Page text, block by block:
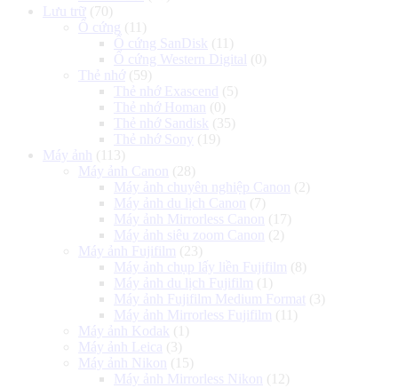
Lưu trữ (70)
Ổ cứng (11)
Ổ cứng SanDisk (11)
Ổ cứng Western Digital (0)
Thẻ nhớ (59)
Thẻ nhớ Exascend
(5)
Thẻ nhớ Homan
(0)
Thẻ nhớ Sandisk (35)
Thẻ nhớ Sony (19)
Máy ảnh
(113)
Máy ảnh Canon
(28)
Máy ảnh chuyên nghiệp Canon
(2)
Máy ảnh du lịch Canon
(7)
Máy ảnh Mirrorless Canon
(17)
Máy ảnh siêu zoom Canon
(2)
Máy ảnh Fujifilm (23)
Máy ảnh chụp lấy liền Fujifilm (8)
Máy ảnh du lịch Fujifilm (1)
Máy ảnh Fujifilm Medium Format (3)
Máy ảnh Mirrorless Fujifilm (11)
Máy ảnh Kodak (1)
Máy ảnh Leica (3)
Máy ảnh Nikon
(15)
Máy ảnh Mirrorless Nikon
(12)